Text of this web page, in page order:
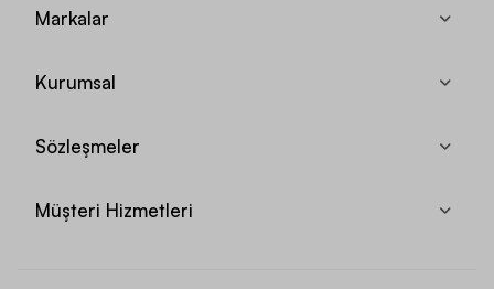
Markalar
Kurumsal
Sözleşmeler
Müşteri Hizmetleri